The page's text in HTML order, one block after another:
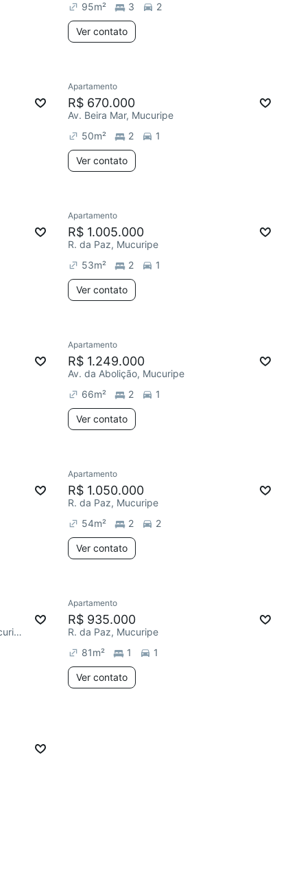
95m² 3 2
Ver contato
Apartamento
R$ 670.000
Av. Beira Mar, Mucuripe
50m² 2 1
Ver contato
Apartamento
R$ 1.005.000
R. da Paz, Mucuripe
53m² 2 1
Ver contato
Apartamento
R$ 1.249.000
Av. da Abolição, Mucuripe
66m² 2 1
Ver contato
Apartamento
R$ 1.050.000
R. da Paz, Mucuripe
54m² 2 2
Ver contato
Av. Almirante Henrique Sabóia, Mucuripe
Apartamento
R$ 935.000
R. da Paz, Mucuripe
81m² 1 1
Ver contato